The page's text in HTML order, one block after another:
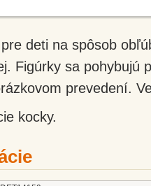
deti na spôsob
Figúrky sa pohybujú
prevedení.
kocky.